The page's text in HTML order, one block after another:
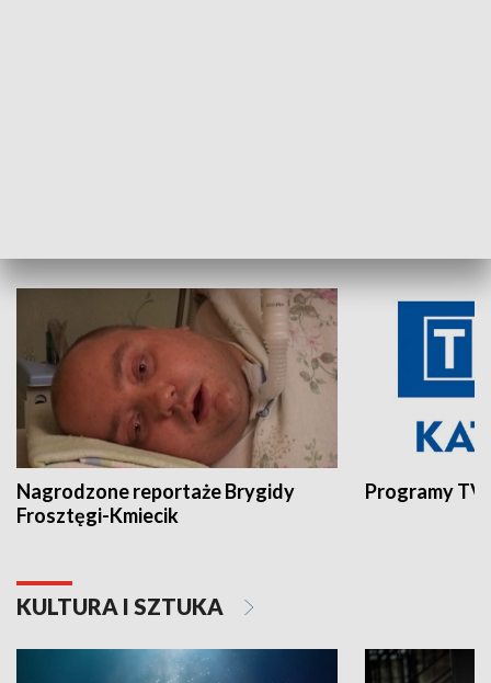
Nagrodzone reportaże Brygidy
Frosztęgi-Kmiecik
Programy
KULTURA I SZTUKA